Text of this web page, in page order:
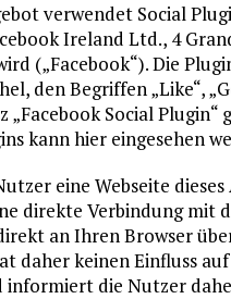
verwendet Social
Ireland Ltd., 4
(„Facebook“). Die
den Begriffen „Like“,
„Facebook Social
kann hier eingesehen
eine Webseite
direkte Verbindung mit
an Ihren Browser
daher keinen Einfluss
informiert die Nutzer